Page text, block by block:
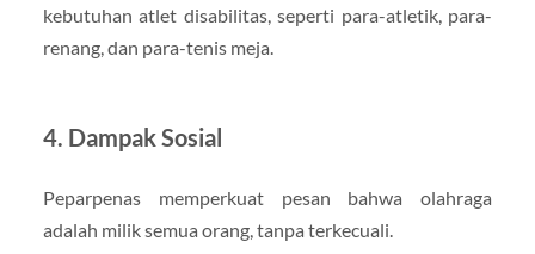
kebutuhan atlet disabilitas, seperti para-atletik, para-
renang, dan para-tenis meja.
4. Dampak Sosial
Peparpenas memperkuat pesan bahwa olahraga
adalah milik semua orang, tanpa terkecuali.